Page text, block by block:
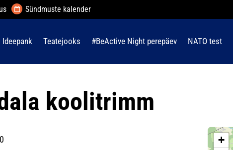
Sündmuste kalender
Ideepank Teatejooks #BeActive Night perepäev NATO test
koolitrimm
+